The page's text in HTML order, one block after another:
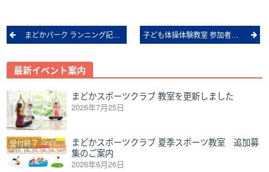
Post
navigation
まどかパーク ランニング記録会 2019開催案内 子ども体操体験教室 参加者募集
最新イベント案内
まどかスポーツクラブ 教室を更新しました
2026年7月25日
受付終了
まどかスポーツクラブ 夏季スポーツ教室 追加募
集のご案内
2026年6月26日